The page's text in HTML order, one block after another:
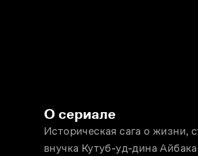
О сериале
Историческая сага о жизни,
внучка Кутуб-уд-дина